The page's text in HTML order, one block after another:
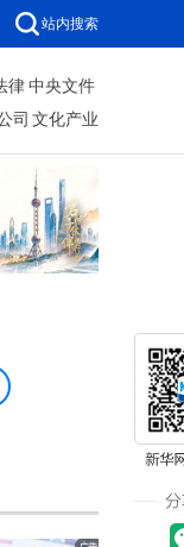
站内搜索
律 中央文件
司 文化产业